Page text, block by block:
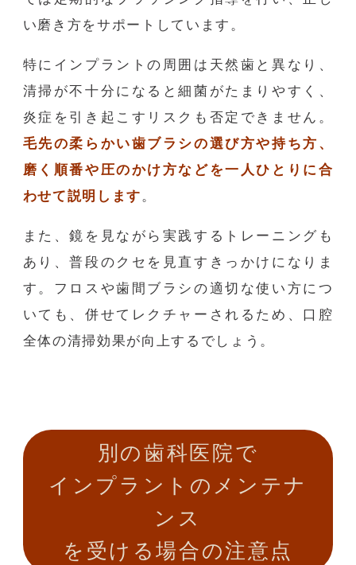
い磨き方をサポートしています。
特にインプラントの周囲は天然歯と異なり、
清掃が不十分になると細菌がたまりやすく、
炎症を引き起こすリスクも否定できません。
毛先の柔らかい歯ブラシの選び方や持ち方、
磨く順番や圧のかけ方などを一人ひとりに合
わせて説明します。
また、鏡を見ながら実践するトレーニングも
あり、普段のクセを見直すきっかけになりま
す。フロスや歯間ブラシの適切な使い方につ
いても、併せてレクチャーされるため、口腔
全体の清掃効果が向上するでしょう。
別の歯科医院で
インプラントのメンテナ
ンス
を受ける場合の注意点